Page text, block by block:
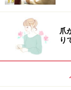
爪
り